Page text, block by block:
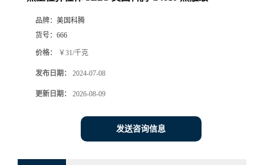
品牌： 美国科腾
货号： 666
价格： ￥31/千克
发布日期： 2024-07-08
更新日期： 2026-08-09
发送咨询信息